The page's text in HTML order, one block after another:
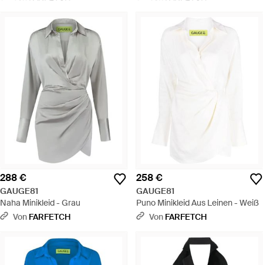
288 €
GAUGE81
Naha Minikleid - Grau
Von FARFETCH
258 €
GAUGE81
Puno Minikleid Aus Leinen - Weiß
Von FARFETCH